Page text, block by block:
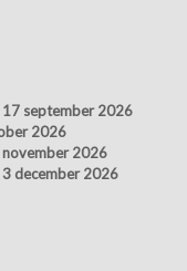
september 2026
2026
november 2026
december 2026